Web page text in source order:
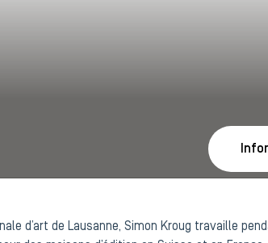
d’art de Lausanne, Simon Kroug travaille